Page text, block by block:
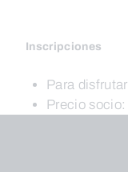
Inscripciones
Para
Precio